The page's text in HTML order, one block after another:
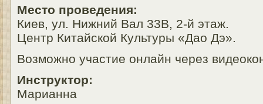
Место проведения:
Киев, ул. Нижний Вал 33В, 2-й этаж.
Центр Китайской Культуры «Дао Дэ».
Возможно участие онлайн через
Инструктор:
Марианна